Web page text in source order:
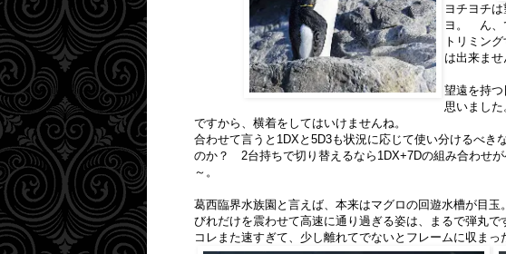
ヨチヨチ
ヨ。 ん、
トリミン
は出来ませ
望遠を持
思いまし
ですから、横着をしてはいけませんね。
合わせて言うと1DXと5D3も状況に応じて使い分けるべき
のか？ 2台持ちで切り替えるなら1DX+7Dの組み合わせ
～。
葛西臨界水族園と言えば、本来はマグロの回遊水槽が目
びれだけを震わせて高速に通り過ぎる姿は、まるで弾丸で
コレまた速すぎて、少し離れてでないとフレームに収まっ